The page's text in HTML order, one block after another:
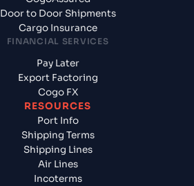
Door to Door Shipments
Cargo Insurance
FINANCIAL SERVICES
Pay Later
Export Factoring
Cogo FX
RESOURCES
Port Info
Shipping Terms
Shipping Lines
Air Lines
Incoterms